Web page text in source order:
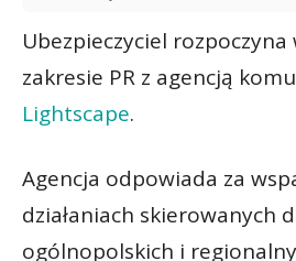
Ubezpieczyciel rozpoczyna
zakresie PR z agencją
Lightscape.
Agencja odpowiada za
działaniach skierowanych
ogólnopolskich i